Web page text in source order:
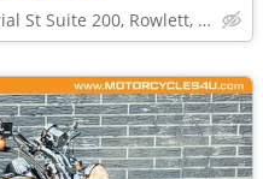
4210 Industrial St Suite 200, Rowlett, TX 75088